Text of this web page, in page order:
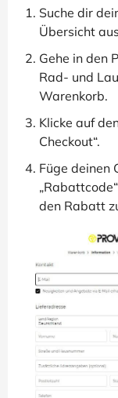
Suche dir
Übersicht
Gehe in den
Rad- und
Warenkorb.
Klicke auf
Checkout“.
Füge deinen
den Rabatt